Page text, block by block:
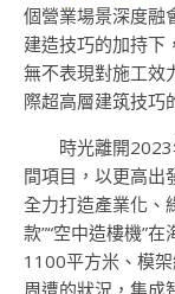
個營業場景深度融
建造技巧的加持下
無不表現對施工效
際超高層建筑技巧
時光離開
間項目，以更高出
全力打造產業化、
款”“空中造樓機”
1100平方米、模
周遭的狀況，集成